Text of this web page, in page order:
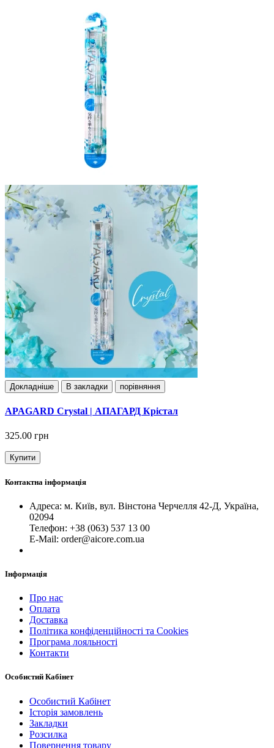
Докладнiше В закладки порівняння
APAGARD Crystal | АПАГАРД Крістал
325.00 грн
Купити
Контактна інформація
Адреса: м. Київ, вул. Вінстона Черчелля 42-Д, Україна,
02094
Телефон: +38 (063) 537 13 00
Е-Mail: order@aicore.com.ua
Інформація
Про нас
Оплата
Доставка
Політика конфіденційності та Cookies
Програма лояльності
Контакти
Особистий Кабінет
Особистий Кабінет
Історія замовлень
Закладки
Розсилка
Повернення товару